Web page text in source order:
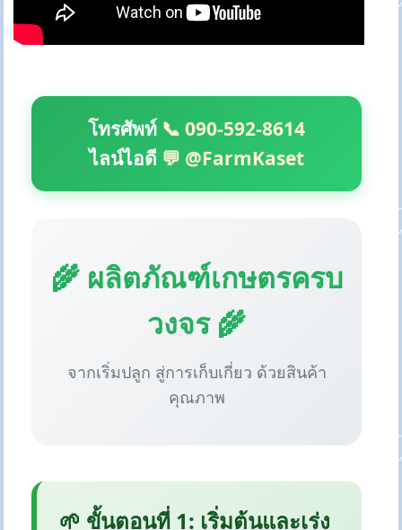
โทรศัพท์ 📞 090-592-8614
ไลน์ไอดี 💬 @FarmKaset
🌾 ผลิตภัณฑ์เกษตรครบ
วงจร 🌾
จากเริ่มปลูก สู่การเก็บเกี่ยว ด้วยสินค้า
คุณภาพ
🌱 ขั้นตอนที่ 1: เริ่มต้นและเร่ง